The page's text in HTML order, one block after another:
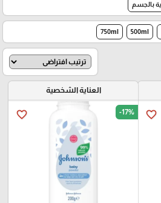
بالجسم
500ml
750ml
favorite_border
العناية الشخصية
favorite_border -17%